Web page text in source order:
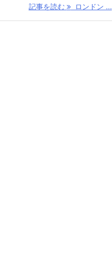
記事を読む ロンドン ...